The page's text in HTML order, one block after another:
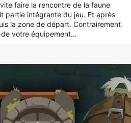
faire la rencontre de la faune
partie intégrante du jeu. Et après
la zone de départ. Contrairement
de votre équipement…